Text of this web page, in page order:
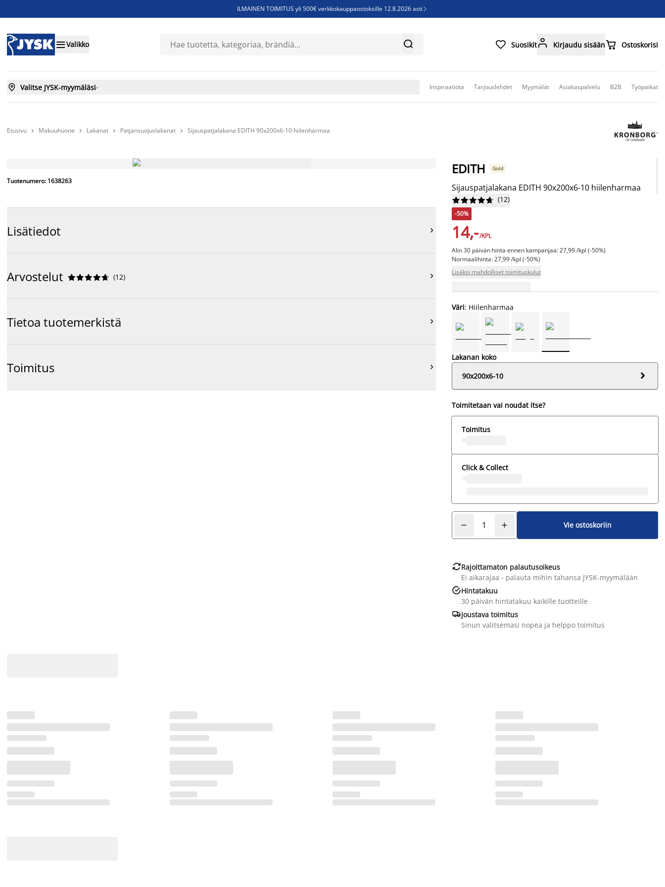
ILMAINEN TOIMITUS yli 500€ verkkokauppaostoksille 12.8.2026 asti 
Sijauspatjoja - Säästä jopa 60%
Valikko   Suosikit Kirjaudu sisään Ostoskorisi
 Valitse JYSK-myymäläsi Inspiraatiota Tarjouslehdet Myymälät Asiakaspalvelu B2B Työpaikat
Etusivu  Makuuhuone  Lakanat  Patjansuojuslakanat  Sijauspatjalakana EDITH 90x200x6-10 hiilenharmaa
Tuotenumero: 1638263
Lisätiedot 
Arvostelut 




 (12) 
Tietoa tuotemerkistä 
Toimitus 
EDITH Gold
Sijauspatjalakana EDITH 90x200x6-10 hiilenharmaa





 (12)
-50%
14,-/KPL
Alin 30 päivän hinta ennen kampanjaa: 27,99 /kpl (-50%)
Normaalihinta: 27,99 /kpl (-50%)
Lisäksi mahdolliset toimituskulut
Väri: Hiilenharmaa
Lakanan koko
90x200x6-10

Toimitetaan vai noudat itse?
Toimitus
Click & Collect
Vie ostoskoriin
Rajoittamaton palautusoikeus
Ei aikarajaa - palauta mihin tahansa JYSK-myymälään
Hintatakuu
30 päivän hintatakuu kaikille tuotteille
Joustava toimitus
Sinun valitsemasi nopea ja helppo toimitus